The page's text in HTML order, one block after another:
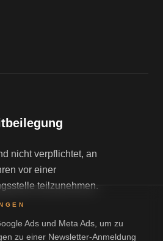
nicht verpflichtet, an
vor einer
teilzunehmen.
Ads und Meta Ads, um zu
zu einer Newsletter-Anmeldung